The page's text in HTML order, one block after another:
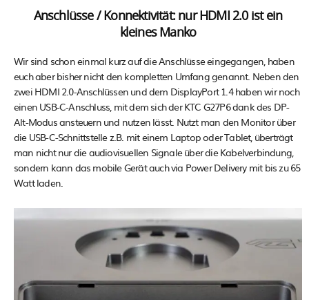
Anschlüsse / Konnektivität: nur HDMI 2.0 ist ein
kleines Manko
Wir sind schon einmal kurz auf die Anschlüsse eingegangen, haben
euch aber bisher nicht den kompletten Umfang genannt. Neben den
zwei HDMI 2.0-Anschlüssen und dem DisplayPort 1.4 haben wir noch
einen USB-C-Anschluss, mit dem sich der KTC G27P6 dank des DP-
Alt-Modus ansteuern und nutzen lässt. Nutzt man den Monitor über
die USB-C-Schnittstelle z.B. mit einem Laptop oder Tablet, überträgt
man nicht nur die audiovisuellen Signale über die Kabelverbindung,
sondern kann das mobile Gerät auch via Power Delivery mit bis zu 65
Watt laden.